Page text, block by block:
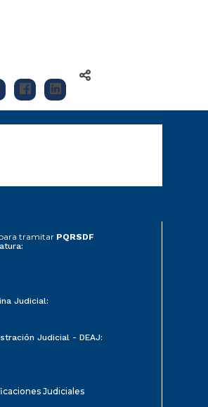
tramitar PQRSDF
Judicial:
Judicial - DEAJ:
Judiciales